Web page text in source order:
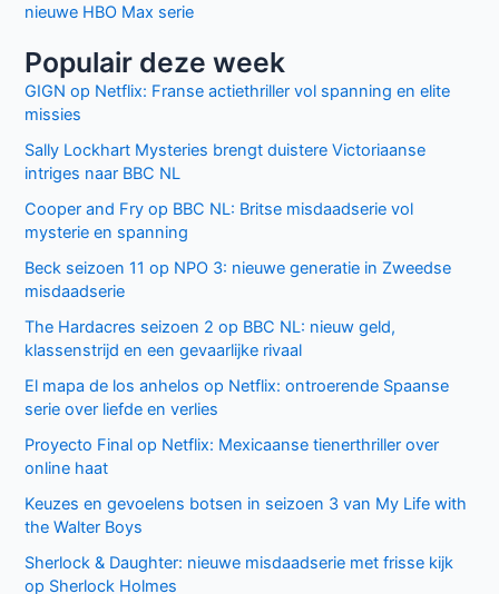
nieuwe HBO Max serie
Populair deze week
GIGN op Netflix: Franse actiethriller vol spanning en elite
missies
Sally Lockhart Mysteries brengt duistere Victoriaanse
intriges naar BBC NL
Cooper and Fry op BBC NL: Britse misdaadserie vol
mysterie en spanning
Beck seizoen 11 op NPO 3: nieuwe generatie in Zweedse
misdaadserie
The Hardacres seizoen 2 op BBC NL: nieuw geld,
klassenstrijd en een gevaarlijke rivaal
El mapa de los anhelos op Netflix: ontroerende Spaanse
serie over liefde en verlies
Proyecto Final op Netflix: Mexicaanse tienerthriller over
online haat
Keuzes en gevoelens botsen in seizoen 3 van My Life with
the Walter Boys
Sherlock & Daughter: nieuwe misdaadserie met frisse kijk
op Sherlock Holmes